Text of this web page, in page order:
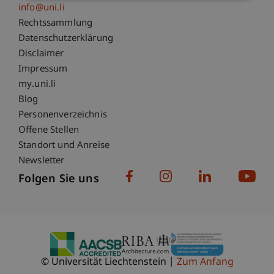
info@uni.li
Fußzeile Rechtliche Hinweise
Rechtssammlung
Datenschutzerklärung
Disclaimer
Impressum
Fußzeile Subdomain-Verzeichnis
my.uni.li
Blog
Personenverzeichnis
Offene Stellen
Standort und Anreise
Newsletter
Folgen Sie uns
© Universität Liechtenstein Zum Anfang